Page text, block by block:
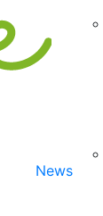
News